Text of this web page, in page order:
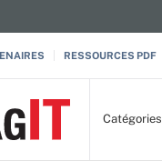
RESSOURCES PDF
Catégories